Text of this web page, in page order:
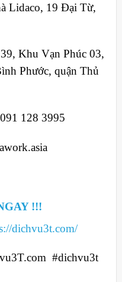
Lidaco, 19 Đại Từ,
Khu Vạn Phúc 03,
Phước, quận Thủ
128 3995
!!!
dichvu3t.com/
#dichvu3t